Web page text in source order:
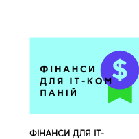
ФІНАНСИ ДЛЯ IT-